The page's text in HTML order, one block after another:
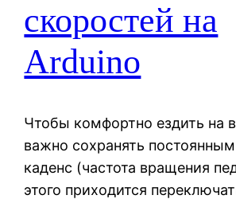
скоростей на
Arduino
Чтобы комфортно ездить на
важно сохранять
каденс (частота вращения
этого приходится